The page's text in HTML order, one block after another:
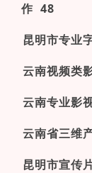
作 48
昆明市专业
云南视频类
云南专业影
云南省三维
昆明市宣传